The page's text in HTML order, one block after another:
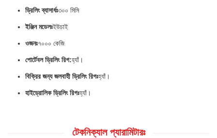
ড্রিলিং ব্যাসার্ধঃ৩০০ মিমি
ইঞ্জিন মডেলঃইউচাই
ওজনঃ৭০০০ কেজি
পোর্টেবল ড্রিলিং রিগ:হ্যাঁ।
বিক্রির জন্য জলবাহী ড্রিলিং রিগঃহ্যাঁ।
হাইড্রোলিক ড্রিলিং রিগঃহ্যাঁ।
টেকনিক্যাল প্যারামিটারঃ